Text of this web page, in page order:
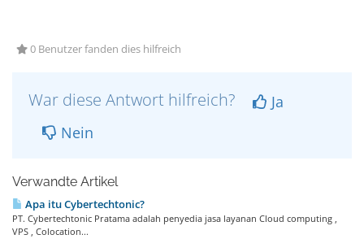
0 Benutzer fanden dies hilfreich
War diese Antwort hilfreich?
Ja
Nein
Verwandte Artikel
Apa itu Cybertechtonic?
PT. Cybertechtonic Pratama adalah penyedia jasa layanan Cloud computing ,
VPS , Colocation...